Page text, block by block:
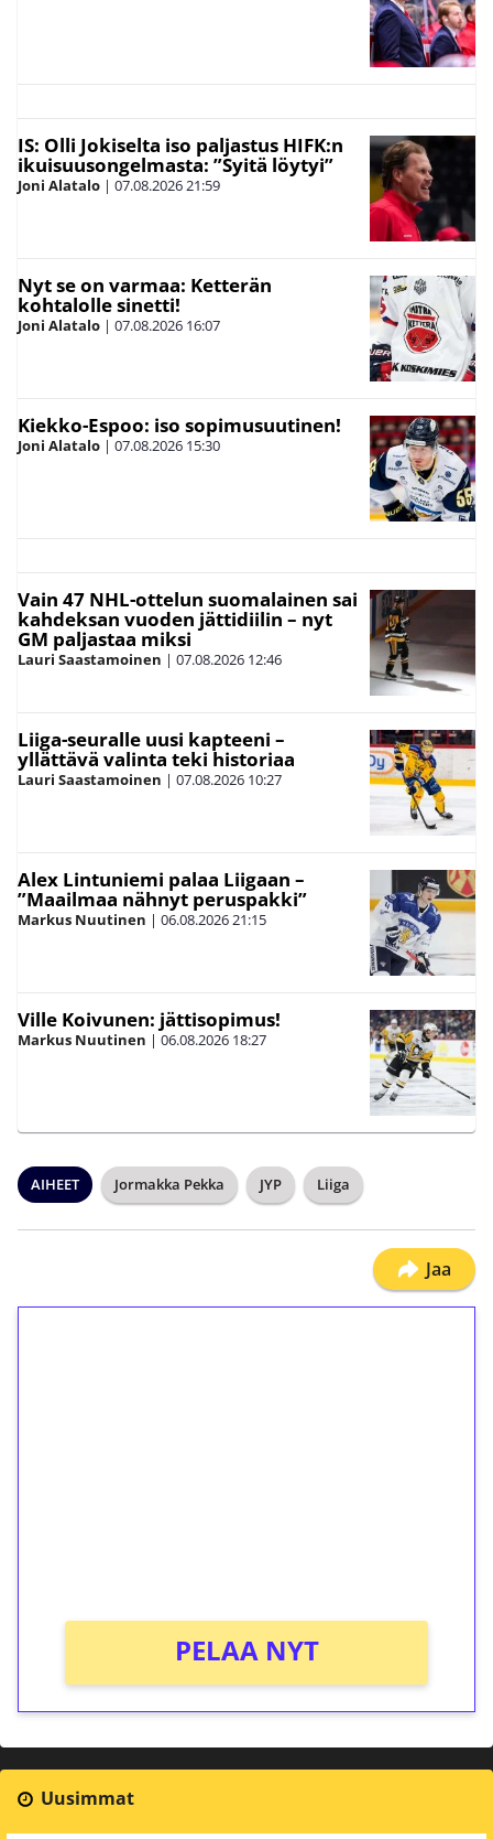
IS: Olli Jokiselta iso paljastus HIFK:n
ikuisuusongelmasta: ”Syitä löytyi”
Joni Alatalo | 07.08.202621:59
Nyt se on varmaa: Ketterän
kohtalolle sinetti!
Joni Alatalo | 07.08.2026 16:07
Kiekko-Espoo: iso sopimusuutinen!
Joni Alatalo | 07.08.2026 15:30
Vain 47 NHL-ottelun suomalainen sai
kahdeksan vuoden jättidiilin – nyt
GM paljastaa miksi
Lauri Saastamoinen | 07.08.2026 12:46
Liiga-seuralle uusi kapteeni –
yllättävä valinta teki historiaa
Lauri Saastamoinen | 07.08.2026 10:27
Alex Lintuniemi palaa Liigaan –
”Maailmaa nähnyt peruspakki”
Markus Nuutinen | 06.08.202621:15
Ville Koivunen: jättisopimus!
Markus Nuutinen | 06.08.2026 18:27
AIHEET Jormakka Pekka JYP Liiga
Jaa
PELAA NYT
Uusimmat